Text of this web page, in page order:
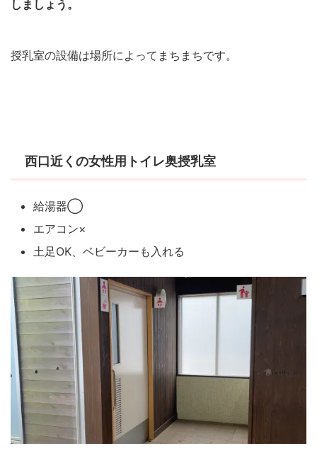
しましょう。
授乳室の設備は場所によってまちまちです。
西口近くの女性用トイレ奥授乳室
給湯器◯
エアコン×
土足OK、ベビーカーも入れる